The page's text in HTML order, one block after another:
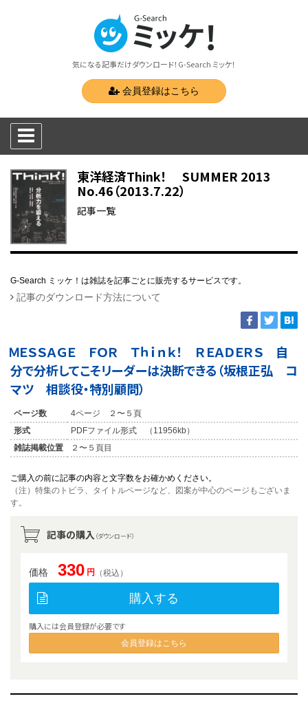
気になる記事だけダウンロード！G-Search ミッケ！
会員登録はこちら
東洋経済Think！ SUMMER 2013
No.46（2013.7.22）
記事一覧
G-Search ミッケ！は雑誌を記事ごとに販売するサービスです。
記事のダウンロード方法について
ＭＥＳＳＡＧＥ ＦＯＲ Ｔｈｉｎｋ！ ＲＥＡＤＥＲＳ 自
分で分析してこそリーダーは決断できる（坂根正弘 コ
マツ 相談役・特別顧問）
ページ数
4ページ ２〜５頁
形式
PDFファイル形式 （11956kb）
雑誌掲載位置
２〜５頁目
ご購入の前に記事の内容と文字数をお確かめください。
（注）特集のトビラ、タイトルページなど、図案が中心のページもございま
す。
記事の購入 （ダウンロード）
価格 330 円 （税込）
購入する
購入には会員登録が必要です
会員登録はこちら